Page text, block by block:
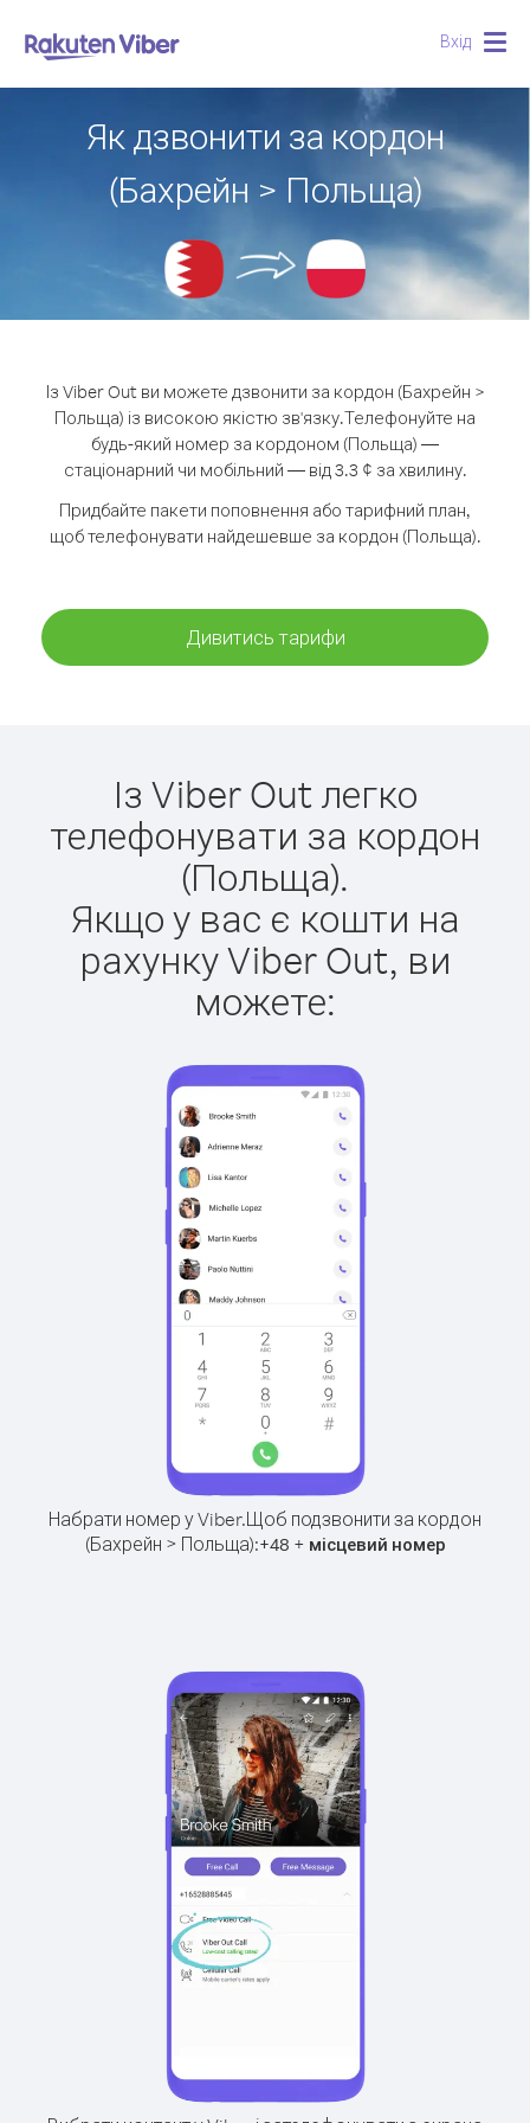
Вхід
Як дзвонити за кордон
(Бахрейн > Польща)
Із Viber Out ви можете дзвонити за кордон (Бахрейн >
Польща) із високою якістю зв'язку.Телефонуйте на
будь-який номер за кордоном (Польща) —
стаціонарний чи мобільний — від 3.3 ¢ за хвилину.
Придбайте пакети поповнення або тарифний план,
щоб телефонувати найдешевше за кордон (Польща).
Дивитись тарифи
Із Viber Out легко
телефонувати за кордон
(Польща).
Якщо у вас є кошти на
рахунку Viber Out, ви
можете:
Набрати номер у Viber.Щоб подзвонити за кордон
(Бахрейн > Польща):+48 + місцевий номер